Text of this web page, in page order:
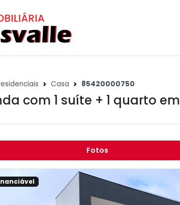
Casa 85420000750
com 1 suíte + 1 quarto em
Fotos